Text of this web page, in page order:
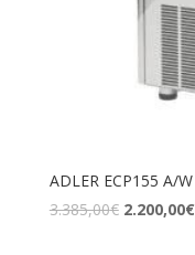
ADLER ECP155 A/W
3.385,00€ 2.200,00€